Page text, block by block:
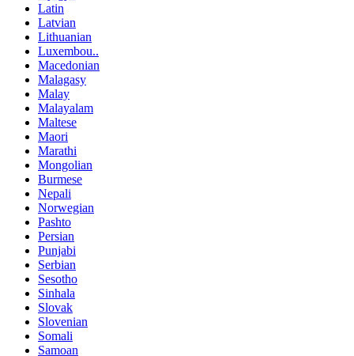
Latin
Latvian
Lithuanian
Luxembou..
Macedonian
Malagasy
Malay
Malayalam
Maltese
Maori
Marathi
Mongolian
Burmese
Nepali
Norwegian
Pashto
Persian
Punjabi
Serbian
Sesotho
Sinhala
Slovak
Slovenian
Somali
Samoan